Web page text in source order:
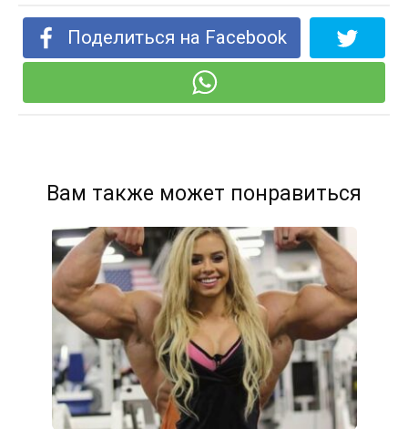
Поделиться на Facebook
Вам также может понравиться